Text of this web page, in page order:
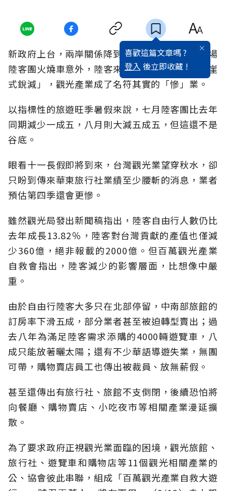
喜歡這篇文章嗎 ?
登入 後立即收藏 !
新政府上台，兩岸關係降到冰點，再加上七月一場
陸客團火燒車意外，陸客來台人數被形容為「斷崖
式銳減」，觀光產業成了名符其實的「慘」業。
以指標性的旅遊旺季暑假來說，七月陸客團比去年
同期減少一成五，八月則大減五成五，但這還不是
谷底。
眼看十一長假即將到來，台灣觀光業望穿秋水，卻
只盼到傳來華東旅行社業績至少腰斬的消息，業者
預估第四季還會更慘。
雖然觀光局發出新聞稿指出，陸客自由行人數仍比
去年成長13.82％，陸客對台灣貢獻的產值也僅減
少360億，絕非報載的2000億。但百萬觀光產業
自救會指出，陸客減少的影響層面，比想像中嚴
重。
由於自由行陸客大多只在北部停留，中南部旅館的
訂房率下滑五成，部分業者甚至被迫轉型賣出；過
去八年為滿足陸客需求添購的4000輛遊覽車，八
成只能放著曬太陽；還有不少華語導遊失業，無團
可帶，購物賣店員工也傳出被裁員、放無薪假。
甚至還傳出有旅行社、旅館不支倒閉，後續恐怕將
向餐廳、購物賣店、小吃夜市等相關產業漫延擴
散。
為了要求政府正視觀光業面臨的困境，觀光旅館、
旅行社、遊覽車和購物店等11個觀光相關產業的
公、協會彼此串聯，組成「百萬觀光產業自救大遊